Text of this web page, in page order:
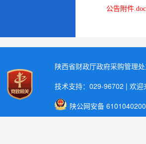
公告附件
陕西省财政厅政府采购管理
技术支持：029-96702 | 欢
陕公网安备